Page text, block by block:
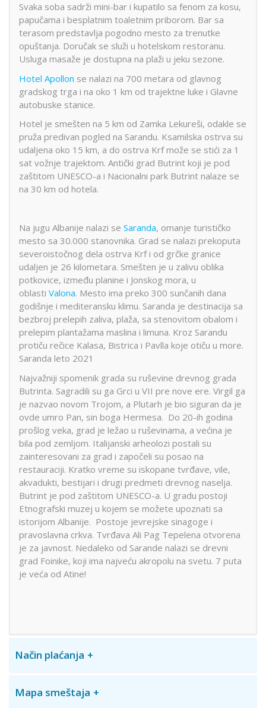
Svaka soba sadrži mini-bar i kupatilo sa fenom za kosu,
papučama i besplatnim toaletnim priborom. Bar sa
terasom predstavlja pogodno mesto za trenutke
opuštanja. Doručak se služi u hotelskom restoranu.
Usluga masaže je dostupna na plaži u jeku sezone.
Hotel Apollon se nalazi na 700 metara od glavnog
gradskog trga i na oko 1 km od trajektne luke i Glavne
autobuske stanice.
Hotel je smešten na 5 km od Zamka Lekureši, odakle se
pruža predivan pogled na Sarandu. Ksamilska ostrva su
udaljena oko 15 km, a do ostrva Krf može se stići za 1
sat vožnje trajektom. Antički grad Butrint koji je pod
zaštitom UNESCO-a i Nacionalni park Butrint nalaze se
na 30 km od hotela.
Na jugu Albanije nalazi se Saranda, omanje turističko
mesto sa 30.000 stanovnika. Grad se nalazi prekoputa
severoistočnog dela ostrva Krf i od grčke granice
udaljen je 26 kilometara. Smešten je u zalivu oblika
potkovice, između planine i Jonskog mora, u
oblasti Valona. Mesto ima preko 300 sunčanih dana
godišnje i mediteransku klimu. Saranda je destinacija sa
bezbroj prelepih zaliva, plaža, sa stenovitom obalom i
prelepim plantažama maslina i limuna. Kroz Sarandu
protiču rečice Kalasa, Bistrica i Pavlla koje otiču u more.
Saranda leto 2021
Najvažniji spomenik grada su ruševine drevnog grada
Butrinta. Sagradili su ga Grci u VII pre nove ere. Virgil ga
je nazvao novom Trojom, a Plutarh je bio siguran da je
ovde umro Pan, sin boga Hermesa. Do 20-ih godina
prošlog veka, grad je ležao u ruševinama, a većina je
bila pod zemljom. Italijanski arheolozi postali su
zainteresovani za grad i započeli su posao na
restauraciji. Kratko vreme su iskopane tvrđave, vile,
akvadukti, bestijari i drugi predmeti drevnog naselja.
Butrint je pod zaštitom UNESCO-a. U gradu postoji
Etnografski muzej u kojem se možete upoznati sa
istorijom Albanije. Postoje jevrejske sinagoge i
pravoslavna crkva. Tvrđava Ali Pag Tepelena otvorena
je za javnost. Nedaleko od Sarande nalazi se drevni
grad Foinike, koji ima najveću akropolu na svetu. 7 puta
je veća od Atine!
Način plaćanja
Mapa smeštaja